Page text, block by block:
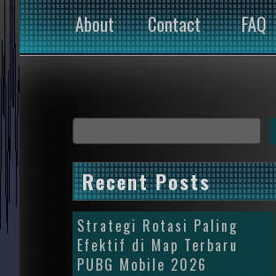
About Contact FAQ
Recent Posts
Strategi Rotasi Paling
Efektif di Map Terbaru
PUBG Mobile 2026